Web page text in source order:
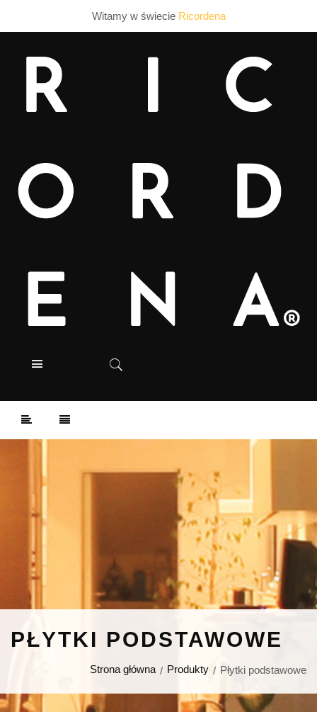
Witamy w świecie Ricordena
PŁYTKI PODSTAWOWE
Strona główna Produkty Płytki podstawowe